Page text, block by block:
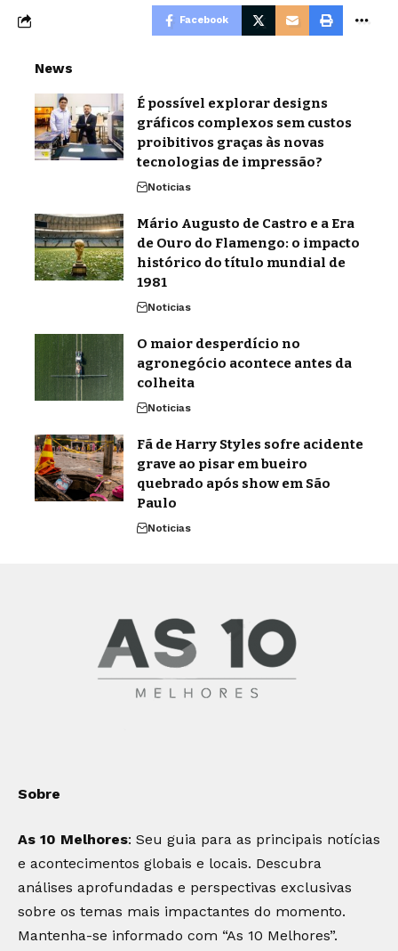
Facebook
News
É possível explorar designs
gráficos complexos sem custos
proibitivos graças às novas
tecnologias de impressão?
Noticias
Mário Augusto de Castro e a Era
de Ouro do Flamengo: o impacto
histórico do título mundial de
1981
Noticias
O maior desperdício no
agronegócio acontece antes da
colheita
Noticias
Fã de Harry Styles sofre acidente
grave ao pisar em bueiro
quebrado após show em São
Paulo
Noticias
Sobre
As 10 Melhores: Seu guia para as principais notícias
e acontecimentos globais e locais. Descubra
análises aprofundadas e perspectivas exclusivas
sobre os temas mais impactantes do momento.
Mantenha-se informado com “As 10 Melhores”.